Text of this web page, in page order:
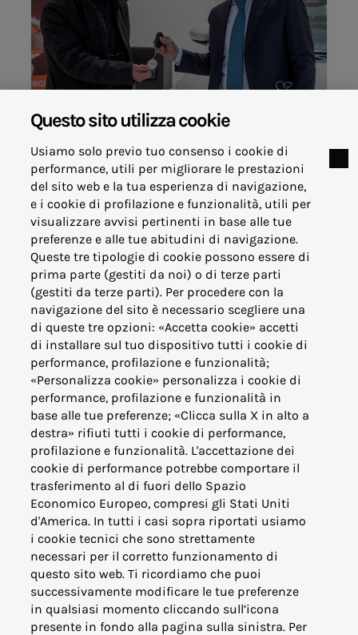
© Acea Energia Spa
via dell'Arte 73/77 - 00144 Roma
- p.iva 07305361003
OFFERTE PER LA CASA
OFFERTE BUSINESS (PMI)
OFFERTE PERTINENZE
ALTRE ESIGENZE
PER I NOSTRI CLIENTI
VICINO AL CONSUMATORE
Questo sito utilizza cookie
Usiamo solo previo tuo consenso i cookie di
performance, utili per migliorare le prestazioni
del sito web e la tua esperienza di navigazione,
e i cookie di profilazione e funzionalità, utili per
visualizzare avvisi pertinenti in base alle tue
preferenze e alle tue abitudini di navigazione.
Queste tre tipologie di cookie possono essere di
prima parte (gestiti da noi) o di terze parti
(gestiti da terze parti). Per procedere con la
navigazione del sito è necessario scegliere una
di queste tre opzioni: «Accetta cookie» accetti
di installare sul tuo dispositivo tutti i cookie di
performance, profilazione e funzionalità;
«Personalizza cookie» personalizza i cookie di
performance, profilazione e funzionalità in
base alle tue preferenze; «Clicca sulla X in alto a
destra» rifiuti tutti i cookie di performance,
profilazione e funzionalità. L'accettazione dei
cookie di performance potrebbe comportare il
trasferimento al di fuori dello Spazio
Economico Europeo, compresi gli Stati Uniti
d'America. In tutti i casi sopra riportati usiamo
i cookie tecnici che sono strettamente
necessari per il corretto funzionamento di
questo sito web. Ti ricordiamo che puoi
successivamente modificare le tue preferenze
in qualsiasi momento cliccando sull’icona
presente in fondo alla pagina sulla sinistra. Per